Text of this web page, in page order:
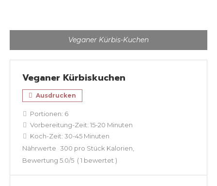
Veganer Kürbis-Kuchen
Veganer Kürbiskuchen
Ausdrucken
Portionen: 6
Vorbereitung-Zeit: 15-20 Minuten
Koch-Zeit: 30-45 Minuten
Nährwerte 300 pro Stück Kalorien
Bewertung 5.0/5 (1 bewertet )